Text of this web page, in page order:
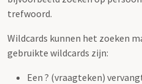
trefwoord.
Wildcards kunnen het zoeken
gebruikte wildcards zijn:
Een ? (vraagteken)